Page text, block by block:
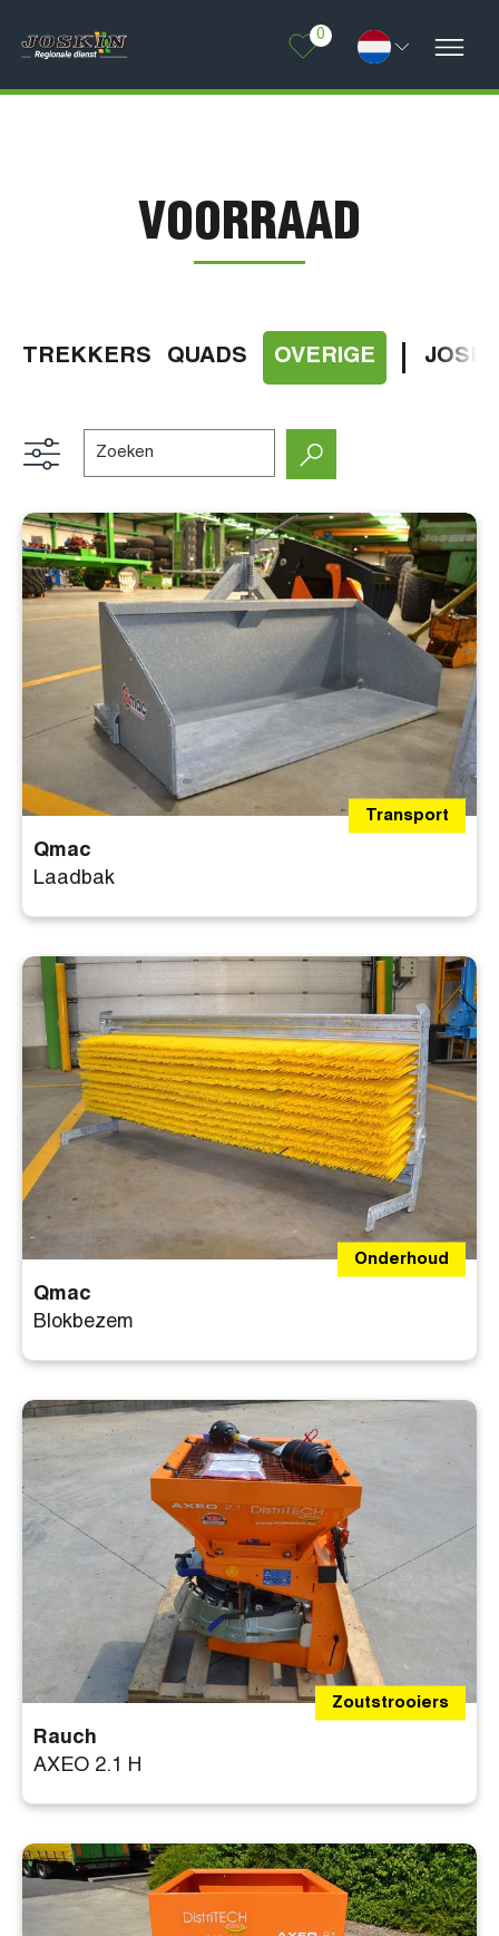
0
VOORRAAD
TREKKERS QUADS OVERIGE
Qmac
Laadbak
Transport
Qmac
Blokbezem
Onderhoud
Rauch
AXEO 2.1 H
Zoutstrooiers
Filters